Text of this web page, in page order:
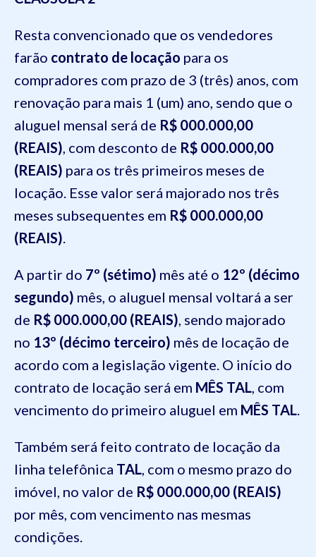
Resta convencionado que os vendedores
farão contrato de locação para os
compradores com prazo de 3 (três) anos, com
renovação para mais 1 (um) ano, sendo que o
aluguel mensal será de R$ 000.000,00
(REAIS), com desconto de R$ 000.000,00
(REAIS) para os três primeiros meses de
locação. Esse valor será majorado nos três
meses subsequentes em R$ 000.000,00
(REAIS).
A partir do 7º (sétimo) mês até o 12º (décimo
segundo) mês, o aluguel mensal voltará a ser
de R$ 000.000,00 (REAIS), sendo majorado
no 13º (décimo terceiro) mês de locação de
acordo com a legislação vigente. O início do
contrato de locação será em MÊS TAL, com
vencimento do primeiro aluguel em MÊS TAL.
Também será feito contrato de locação da
linha telefônica TAL, com o mesmo prazo do
imóvel, no valor de R$ 000.000,00 (REAIS)
por mês, com vencimento nas mesmas
condições.